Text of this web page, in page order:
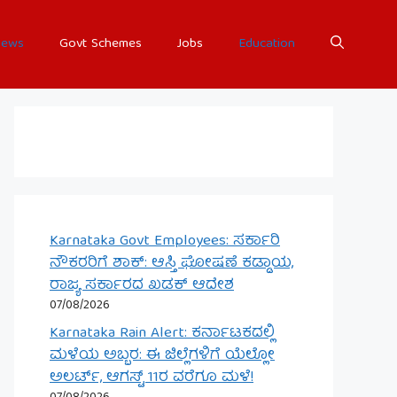
Govt Schemes Jobs Education
Karnataka Govt Employees: ಸರ್ಕಾರಿ
ನೌಕರರಿಗೆ ಶಾಕ್: ಆಸ್ತಿ ಘೋಷಣೆ ಕಡ್ಡಾಯ,
ರಾಜ್ಯ ಸರ್ಕಾರದ ಖಡಕ್ ಆದೇಶ
07/08/2026
Karnataka Rain Alert: ಕರ್ನಾಟಕದಲ್ಲಿ
ಮಳೆಯ ಅಬ್ಬರ: ಈ ಜಿಲ್ಲೆಗಳಿಗೆ ಯೆಲ್ಲೋ
ಅಲರ್ಟ್, ಆಗಸ್ಟ್ 11ರ ವರೆಗೂ ಮಳೆ!